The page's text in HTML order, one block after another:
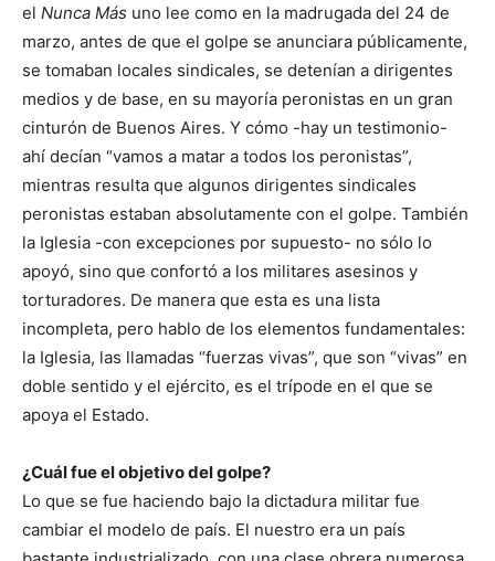
el Nunca Más uno lee como en la madrugada del 24 de
marzo, antes de que el golpe se anunciara públicamente,
se tomaban locales sindicales, se detenían a dirigentes
medios y de base, en su mayoría peronistas en un gran
cinturón de Buenos Aires. Y cómo -hay un testimonio-
ahí decían “vamos a matar a todos los peronistas”,
mientras resulta que algunos dirigentes sindicales
peronistas estaban absolutamente con el golpe. También
la Iglesia -con excepciones por supuesto- no sólo lo
apoyó, sino que confortó a los militares asesinos y
torturadores. De manera que esta es una lista
incompleta, pero hablo de los elementos fundamentales:
la Iglesia, las llamadas “fuerzas vivas”, que son “vivas” en
doble sentido y el ejército, es el trípode en el que se
apoya el Estado.
¿Cuál fue el objetivo del golpe?
Lo que se fue haciendo bajo la dictadura militar fue
cambiar el modelo de país. El nuestro era un país